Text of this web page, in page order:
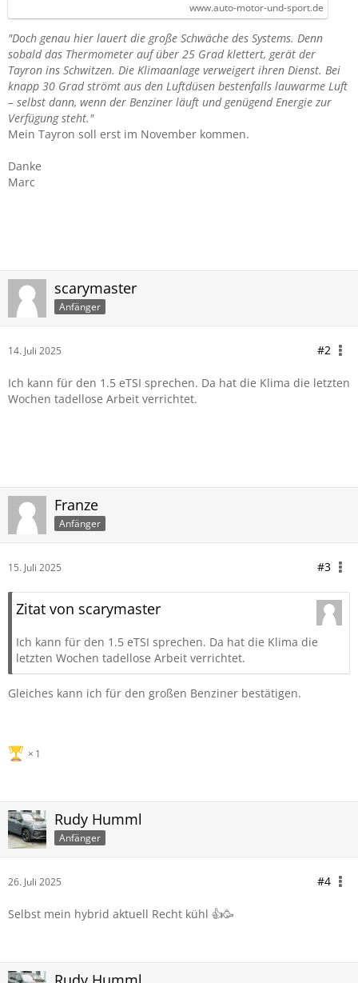
www.auto-motor-und-sport.de
"Doch genau hier lauert die große Schwäche des Systems. Denn
sobald das Thermometer auf über 25 Grad klettert, gerät der
Tayron ins Schwitzen. Die Klimaanlage verweigert ihren Dienst. Bei
knapp 30 Grad strömt aus den Luftdüsen bestenfalls lauwarme Luft
– selbst dann, wenn der Benziner läuft und genügend Energie zur
Verfügung steht."
Mein Tayron soll erst im November kommen.
Danke
Marc
scarymaster
Anfänger
14. Juli 2025 #2
Ich kann für den 1.5 eTSI sprechen. Da hat die Klima die letzten
Wochen tadellose Arbeit verrichtet.
Franze
Anfänger
15. Juli 2025 #3
Zitat von scarymaster
Ich kann für den 1.5 eTSI sprechen. Da hat die Klima die
letzten Wochen tadellose Arbeit verrichtet.
Gleiches kann ich für den großen Benziner bestätigen.
1
Rudy Humml
Anfänger
26. Juli 2025 #4
Selbst mein hybrid aktuell Recht kühl 👍🥳